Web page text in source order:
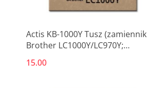
Actis KB-1000Y Tusz (zamiennik
Brother LC1000Y/LC970Y;
15.00